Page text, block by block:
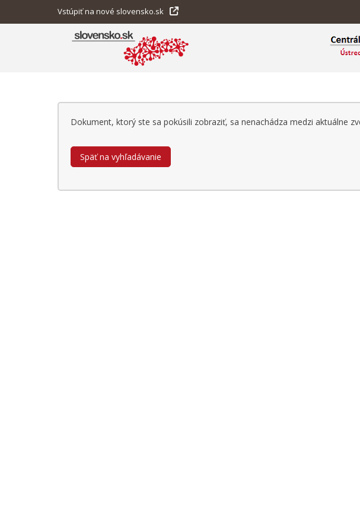
Vstúpiť na nové slovensko.sk
Dokument, ktorý ste sa pokúsili zobraziť, sa nenachádza medzi aktuálne
Späť na vyhľadávanie